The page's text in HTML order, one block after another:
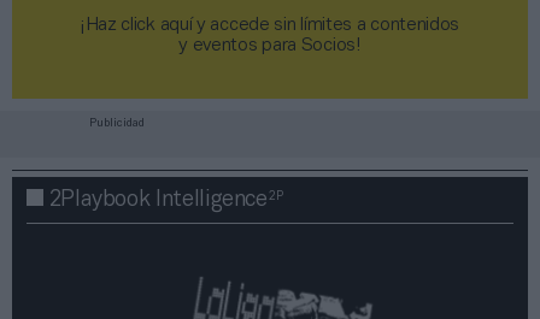
¡Haz click aquí y accede sin límites a contenidos
y eventos para Socios!​​​​​​​
Publicidad
2Playbook Intelligence2P